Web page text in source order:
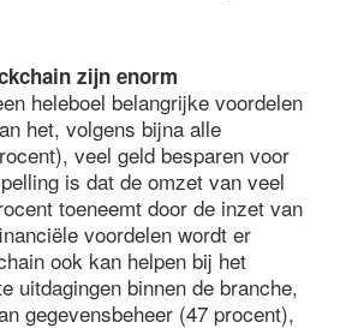
zijn enorm
heleboel belangrijke voordelen
het, volgens bijna alle
veel geld besparen voor
is dat de omzet van veel
toeneemt door de inzet van
voordelen wordt er
ook kan helpen bij het
uitdagingen binnen de branche,
gegevensbeheer (47 procent),